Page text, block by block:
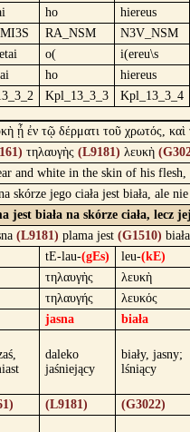
ho
hiereus
RA_NSM
N3V_NSM
o(
i(ereu\s
ho
hiereus
Kpl_13_3_3 Kpl_13_3_4
ᾖ ἐν τῷ δέρματι τοῦ χρωτός,
τηλαυγὴς (L9181) λευκὴ
and white in the skin of his
skórze jego ciała jest biała, ale
jest biała na skórze ciała, lecz
(L9181) plama jest (G1510)
tE-lau-(gEs) leu-(kE)
τηλαυγὴς
λευκὴ
τηλαυγής
λευκός
jasna biała
daleko
jaśniejący
biały, jasny;
lśniący
(L9181) (G3022)